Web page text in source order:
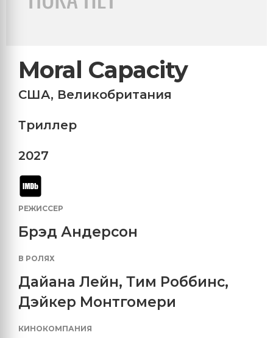
Moral Capacity
США, Великобритания
Триллер
2027
РЕЖИССЕР
Брэд Андерсон
В РОЛЯХ
Дайана Лейн, Тим Роббинс,
Дэйкер Монтгомери
КИНОКОМПАНИЯ